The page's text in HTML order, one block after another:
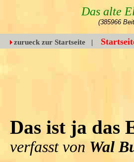
Das alte
(385966
zurueck zur Startseite |
Das ist ja das
verfasst von Wal